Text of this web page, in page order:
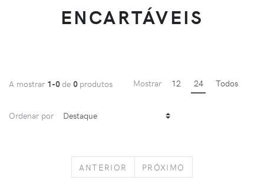
ENCARTÁVEIS
A mostrar 1-0de 0 produtos Mostrar 12 24 Todos
Ordenar por
ANTERIOR PREVIOUS
PRÓXIMO